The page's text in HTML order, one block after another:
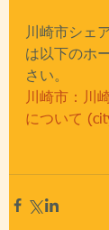
川崎市シェ
は以下のホ
さい。
川崎市：川
について